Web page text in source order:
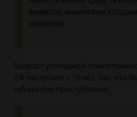
веществ, аналогами
являются.